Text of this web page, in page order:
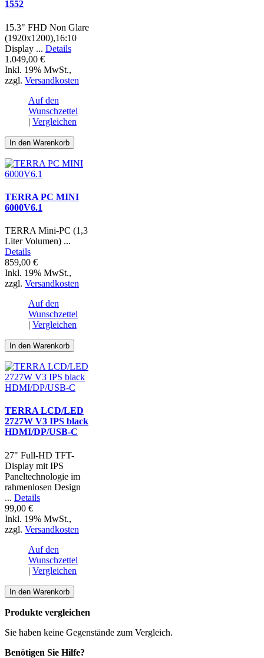
1552
15.3" FHD Non Glare
(1920x1200),16:10
Display ... Details
1.049,00 €
Inkl. 19% MwSt.,
zzgl. Versandkosten
Auf den
Wunschzettel
| Vergleichen
In den Warenkorb
TERRA PC MINI
6000V6.1
TERRA Mini-PC (1,3
Liter Volumen) ...
Details
859,00 €
Inkl. 19% MwSt.,
zzgl. Versandkosten
Auf den
Wunschzettel
| Vergleichen
In den Warenkorb
TERRA LCD/LED
2727W V3 IPS black
HDMI/DP/USB-C
27" Full-HD TFT-
Display mit IPS
Paneltechnologie im
rahmenlosen Design
... Details
99,00 €
Inkl. 19% MwSt.,
zzgl. Versandkosten
Auf den
Wunschzettel
| Vergleichen
In den Warenkorb
Produkte vergleichen
Sie haben keine Gegenstände zum Vergleich.
Benötigen Sie Hilfe?